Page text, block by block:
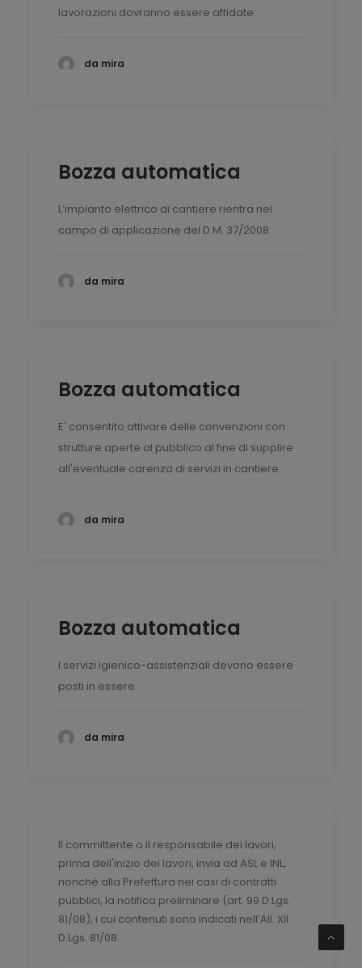
lavorazioni dovranno essere affidate:
da mira
Bozza automatica
L’impianto elettrico di cantiere rientra nel
campo di applicazione del D.M. 37/2008
da mira
Bozza automatica
E' consentito attivare delle convenzioni con
strutture aperte al pubblico al fine di supplire
all'eventuale carenza di servizi in cantiere.
da mira
Bozza automatica
I servizi igienico-assistenziali devono essere
posti in essere:
da mira
Il committente o il responsabile dei lavori,
prima dell'inizio dei lavori, invia ad ASL e INL,
nonché alla Prefettura nei casi di contratti
pubblici, la notifica preliminare (art. 99 D.Lgs.
81/08), i cui contenuti sono indicati nell’All. XII
D.Lgs. 81/08.